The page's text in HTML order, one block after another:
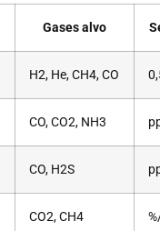
Gases alvo
H2, He, CH4, CO
CO, CO2, NH3
CO, H2S
CO2, CH4